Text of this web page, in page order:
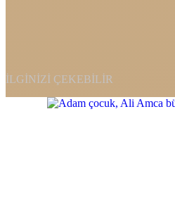
İLGINIZI ÇEKEBILIR